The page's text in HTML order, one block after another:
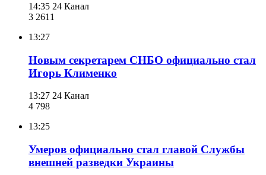
14:35 24 Канал
3 261 1
13:27
Новым секретарем СНБО официально стал
Игорь Клименко
13:27 24 Канал
4 798
13:25
Умеров официально стал главой Службы
внешней разведки Украины